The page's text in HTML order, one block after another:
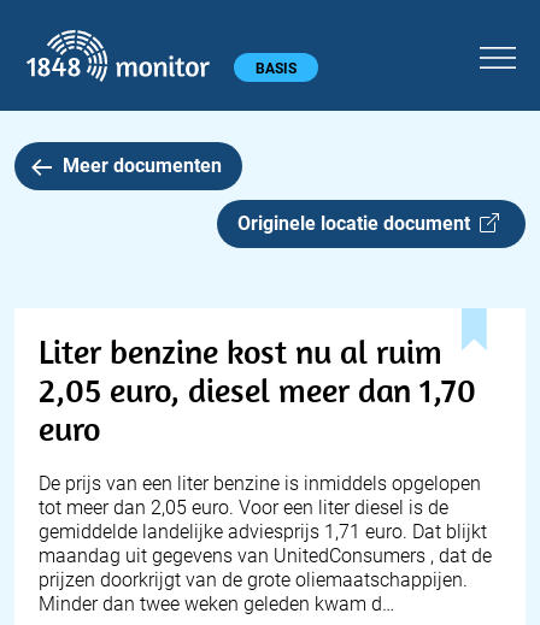
Hoofdmenu BASIS
Meer documenten
Originele locatie document
Liter benzine kost nu al ruim
2,05 euro, diesel meer dan 1,70
euro
De prijs van een liter benzine is inmiddels opgelopen
tot meer dan 2,05 euro. Voor een liter diesel is de
gemiddelde landelijke adviesprijs 1,71 euro. Dat blijkt
maandag uit gegevens van UnitedConsumers , dat de
prijzen doorkrijgt van de grote oliemaatschappijen.
Minder dan twee weken geleden kwam d…